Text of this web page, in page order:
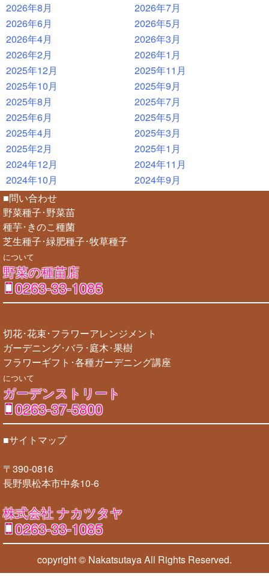
2026年8月
2026年7月
2026年6月
2026年5月
2026年4月
2026年3月
2026年2月
2026年1月
2025年12月
2025年11月
2025年10月
2025年9月
2025年8月
2025年7月
2025年6月
2025年5月
2025年4月
2025年3月
2025年2月
2025年1月
2024年12月
2024年11月
2024年10月
2024年9月
■問い合わせ
野菜種子･野菜苗
種芋･きのこ種菌
芝生種子･緑肥種子･牧草種子
について
野菜の種苗店
0263-33-1085
切花･花束･フラワーアレンジメント
ガーデニング･バラ･庭木･果樹
フラワーギフト･各種ガーデニング講座
について
ガーデンストリート
0263-37-5800
■サイトマップ
〒390-0816
長野県松本市中条10-6
株式会社 ナカツタヤ
0263-33-1085
copyright © NakatsutayaAll Rights Reserved.